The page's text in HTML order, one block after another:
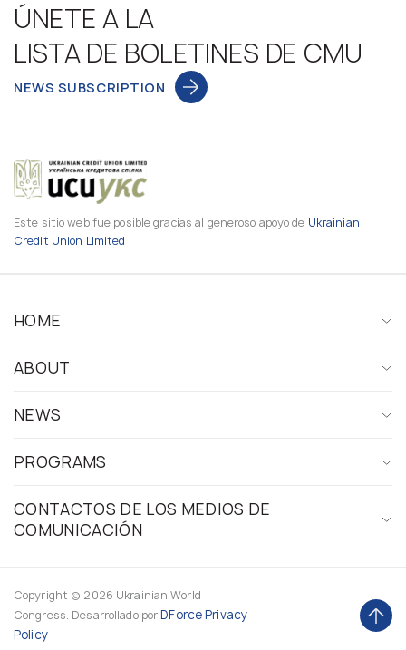
ÚNETE A LA
LISTA DE BOLETINES DE CMU
NEWS SUBSCRIPTION
Este sitio web fue posible gracias al generoso apoyo de Ukrainian
Credit Union Limited
HOME
ABOUT
NEWS
PROGRAMS
CONTACTOS DE LOS MEDIOS DE
COMUNICACIÓN
Copyright © 2026 Ukrainian World
Congress. Desarrollado porDForcePrivacy
Policy